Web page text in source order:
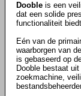
Dooble is een
dat een solide
functionaliteit
Eén van de
waarborgen van
is gebaseerd op
Dooble bestaat
zoekmachine,